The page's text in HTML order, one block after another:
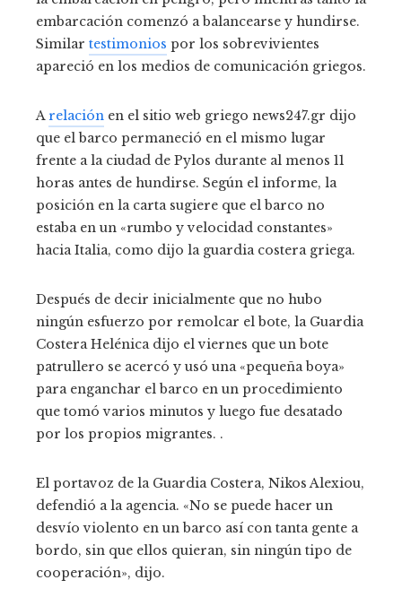
embarcación comenzó a balancearse y hundirse.
Similar testimonios por los sobrevivientes
apareció en los medios de comunicación griegos.
Arelación en el sitio web griego news247.gr dijo
que el barco permaneció en el mismo lugar
frente a la ciudad de Pylos durante al menos 11
horas antes de hundirse. Según el informe, la
posición en la carta sugiere que el barco no
estaba en un «rumbo y velocidad constantes»
hacia Italia, como dijo la guardia costera griega.
Después de decir inicialmente que no hubo
ningún esfuerzo por remolcar el bote, la Guardia
Costera Helénica dijo el viernes que un bote
patrullero se acercó y usó una «pequeña boya»
para enganchar el barco en un procedimiento
que tomó varios minutos y luego fue desatado
por los propios migrantes. .
El portavoz de la Guardia Costera, Nikos Alexiou,
defendió a la agencia. «No se puede hacer un
desvío violento en un barco así con tanta gente a
bordo, sin que ellos quieran, sin ningún tipo de
cooperación», dijo.